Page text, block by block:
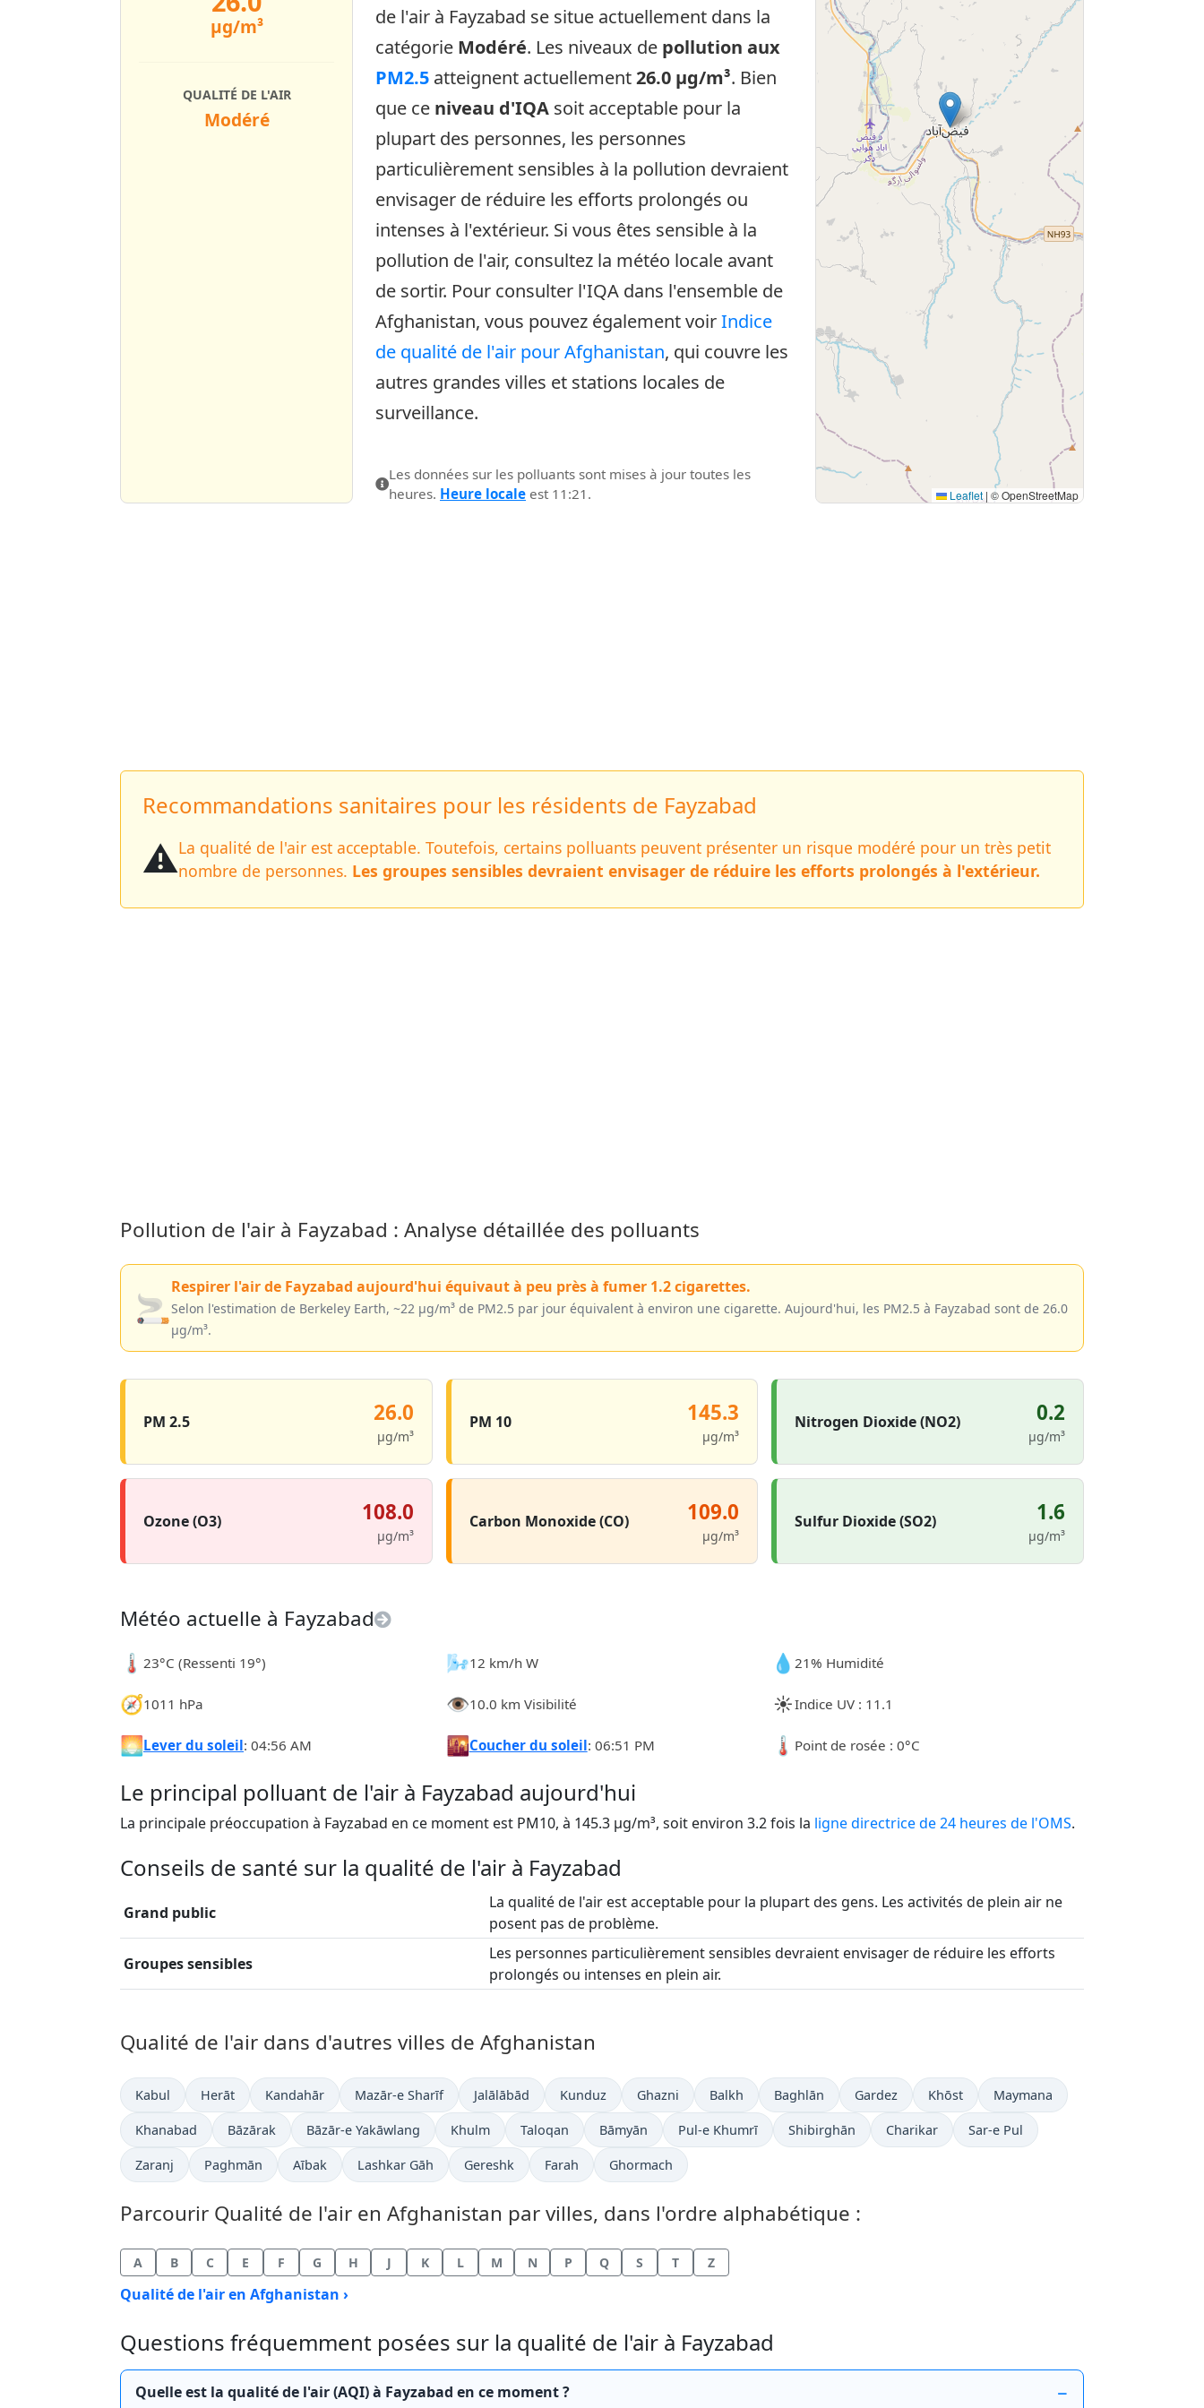
µg/m³
QUALITÉ DE L'AIR
Modéré
de l'air à Fayzabad se situe actuellement dans la
catégorie Modéré. Les niveaux de pollution aux
PM2.5 atteignent actuellement26.0 µg/m³. Bien
que ce niveau d'IQA soit acceptable pour la
plupart des personnes, les personnes
particulièrement sensibles à la pollution devraient
envisager de réduire les efforts prolongés ou
intenses à l'extérieur. Si vous êtes sensible à la
pollution de l'air, consultez la météo locale avant
de sortir. Pour consulter l'IQA dans l'ensemble de
Afghanistan, vous pouvez également voirIndice
de qualité de l'air pour Afghanistan, qui couvre les
autres grandes villes et stations locales de
surveillance.
Les données sur les polluants sont mises à jour toutes les
heures. Heure locale est 11:21. Leaflet | © OpenStreetMap
Recommandations sanitaires pour les résidents de Fayzabad
⚠️La qualité de l'air est acceptable. Toutefois, certains polluants peuvent présenter un risque modéré pour un très petit
nombre de personnes. Les groupes sensibles devraient envisager de réduire les efforts prolongés à l'extérieur.
Pollution de l'air à Fayzabad : Analyse détaillée des polluants
🚬
Respirer l'air de Fayzabad aujourd'hui équivaut à peu près à fumer 1.2 cigarettes.
Selon l'estimation de Berkeley Earth, ~22 µg/m³ de PM2.5 par jour équivalent à environ une cigarette. Aujourd'hui, les PM2.5 à Fayzabad sont de 26.0
µg/m³.
PM 2.5 26.0
µg/m³
PM 10 145.3
µg/m³
Nitrogen Dioxide (NO2) 0.2
µg/m³
Ozone (O3) 108.0
µg/m³
Carbon Monoxide (CO) 109.0
µg/m³
Sulfur Dioxide (SO2) 1.6
µg/m³
Météo actuelle à Fayzabad
🌡️23°C (Ressenti 19°) 🌬️12 km/h W 💧21% Humidité
🧭1011 hPa 👁️10.0 km Visibilité ☀️Indice UV : 11.1
🌅Lever du soleil: 04:56 AM 🌇Coucher du soleil: 06:51 PM 🌡️Point de rosée : 0°C
Le principal polluant de l'air à Fayzabad aujourd'hui
La principale préoccupation à Fayzabad en ce moment est PM10, à 145.3 µg/m³, soit environ 3.2 fois la ligne directrice de 24 heures de l'OMS.
Conseils de santé sur la qualité de l'air à Fayzabad
Grand public
La qualité de l'air est acceptable pour la plupart des gens. Les activités de plein air ne
posent pas de problème.
Groupes sensibles
Les personnes particulièrement sensibles devraient envisager de réduire les efforts
prolongés ou intenses en plein air.
Qualité de l'air dans d'autres villes de Afghanistan
Kabul Herāt Kandahār Mazār-e Sharīf Jalālābād Kunduz Ghazni Balkh Baghlān Gardez Khōst Maymana
Khanabad Bāzārak Bāzār-e Yakāwlang Khulm Taloqan Bāmyān Pul-e Khumrī Shibirghān Charikar Sar-e Pul
Zaranj Paghmān Aībak Lashkar Gāh Gereshk Farah Ghormach
Parcourir Qualité de l'air en Afghanistan par villes, dans l'ordre alphabétique :
A B C E F G H J K L M N P Q S T Z
Qualité de l'air en Afghanistan ›
Questions fréquemment posées sur la qualité de l'air à Fayzabad
Quelle est la qualité de l'air (AQI) à Fayzabad en ce moment ?